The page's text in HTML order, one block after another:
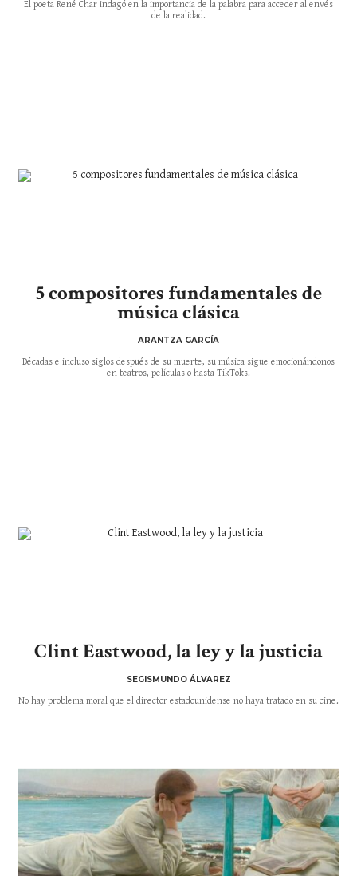
El poeta René Char indagó en la importancia de la palabra para acceder al envés
de la realidad.
5 compositores fundamentales de
música clásica
ARANTZA GARCÍA
Décadas e incluso siglos después de su muerte, su música sigue emocionándonos
en teatros, películas o hasta TikToks.
Clint Eastwood, la ley y la justicia
SEGISMUNDO ÁLVAREZ
No hay problema moral que el director estadounidense no haya tratado en su cine.